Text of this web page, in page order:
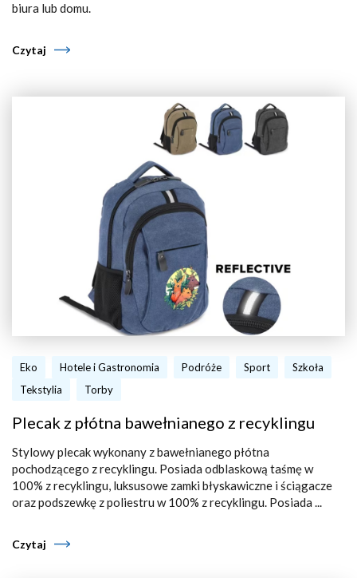
biura lub domu.
Czytaj
Eko Hotele i Gastronomia Podróże Sport
Szkoła
Tekstylia
Torby
Plecak z płótna bawełnianego z recyklingu
Stylowy plecak wykonany z bawełnianego płótna
pochodzącego z recyklingu. Posiada odblaskową taśmę w
100% z recyklingu, luksusowe zamki błyskawiczne i ściągacze
oraz podszewkę z poliestru w 100% z recyklingu. Posiada ...
Czytaj